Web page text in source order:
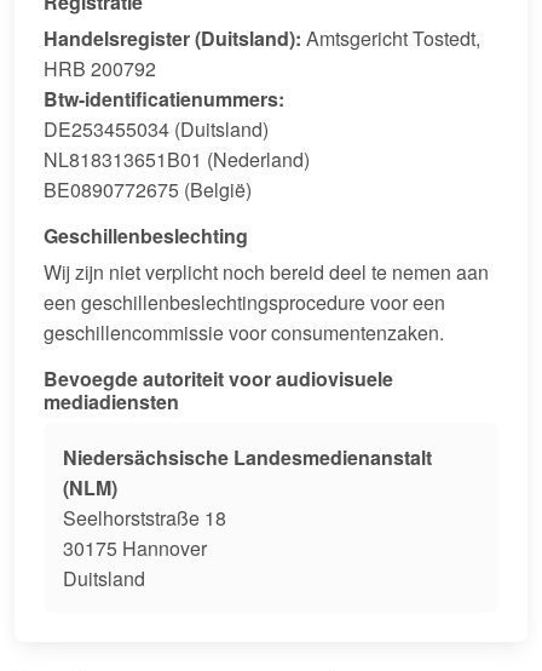
Handelsregister (Duitsland): Amtsgericht Tostedt,
HRB 200792
Btw-identificatienummers:
DE253455034 (Duitsland)
NL818313651B01 (Nederland)
BE0890772675 (België)
Geschillenbeslechting
Wij zijn niet verplicht noch bereid deel te nemen aan
een geschillenbeslechtingsprocedure voor een
geschillencommissie voor consumentenzaken.
Bevoegde autoriteit voor audiovisuele
mediadiensten
Niedersächsische Landesmedienanstalt
(NLM)
Seelhorststraße 18
30175 Hannover
Duitsland